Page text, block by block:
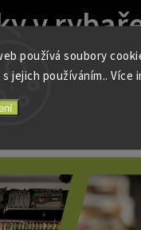
používá soubory
jejich používáním.. Více
v
a akce do